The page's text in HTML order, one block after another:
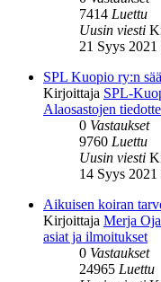
7414 Luettu
Uusin viesti
21 Syys 2021
SPL Kuopio ry:n
Kirjoittaja SPL-
Alaosastojen
0 Vastaukset
9760 Luettu
Uusin viesti
14 Syys 2021
Aikuisen koiran
Kirjoittaja Merja
asiat ja ilmoitukset
0 Vastaukset
24965 Luettu